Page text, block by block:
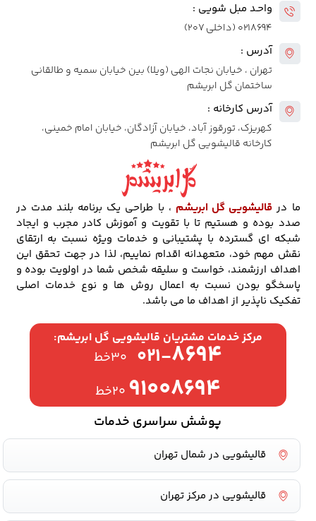
واحـد مبل شویی :
۰۲۱۸۶۹۴ (داخلی ۲۰۷)
آدرس :
تهران ، خیابان نجات الهی (ویلا) بین خیابان سمیه و طالقانی
ساختمان گل ابریشم
آدرس کارخانه :
کهریزک، تورقوز آباد، خیابان آزادگان، خیابان امام خمینی،
کارخانه قالیشویی گل ابریشم
ما در قالیشویی گل ابریشم ، با طراحی یک برنامه بلند مدت در
صدد بوده و هستیم تا با تقویت و آموزش کادر مجرب و ایجاد
شبکه ای گسترده با پشتیبانی و خدمات ویژه نسبت به ارتقای
نقش مهم خود، متعهدانه اقدام نماییم، لذا در جهت تحقق این
اهداف ارزشمند، خواست و سلیقه شخص شما در اولویت بوده و
پاسخگو بودن نسبت به اعمال روش ها و نوع خدمات اصلی
تفکیک ناپذیر از اهداف ما می باشد.
مرکز خدمات مشتریان قالیشویی گل ابریشم:
۰۲۱-۸۶۹۴ ۳۰خط
۹۱۰۰۸۶۹۴ ۲۰خط
پوشش سراسری خدمات
قالیشویی در شمال تهران
قالیشویی در مرکز تهران